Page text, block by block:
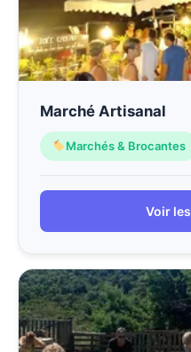
Marché Artisanal
Marchés & Brocantes
Voir